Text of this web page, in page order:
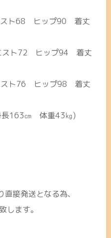
ト68 ヒップ90 着丈
ト72 ヒップ94 着丈
ト76 ヒップ98 着丈
長163㎝ 体重43㎏)
接発送となる為、
します。